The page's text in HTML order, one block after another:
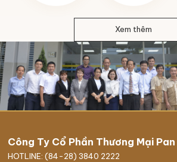
Xem thêm
Công Ty Cổ Phần Thương Mại Pan
HOTLINE: (84-28) 3840 2222